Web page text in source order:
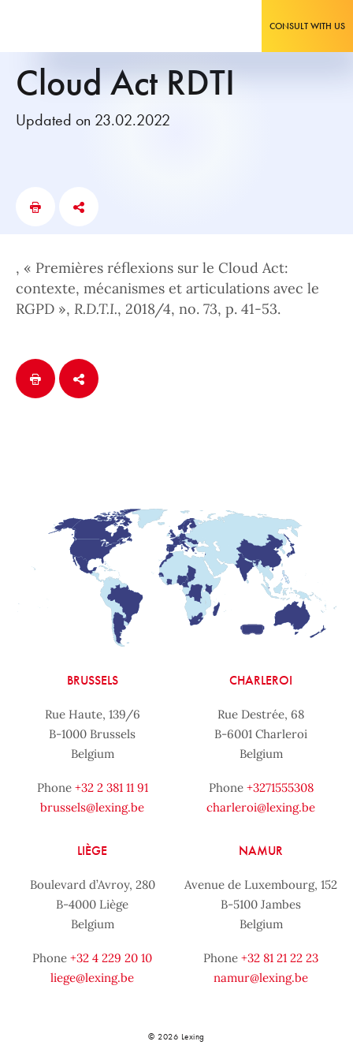
CONSULT WITH US
Cloud Act RDTI
Updated on 23.02.2022
, « Premières réflexions sur le Cloud Act:
contexte, mécanismes et articulations avec le
RGPD », R.D.T.I., 2018/4, no. 73, p. 41-53.
BRUSSELS
Rue Haute, 139/6
B-1000 Brussels
Belgium
Phone +32 2 381 11 91
brussels@lexing.be
CHARLEROI
Rue Destrée, 68
B-6001 Charleroi
Belgium
Phone +3271555308
charleroi@lexing.be
LIÈGE
Boulevard d’Avroy, 280
B-4000 Liège
Belgium
Phone +32 4 229 20 10
liege@lexing.be
NAMUR
Avenue de Luxembourg, 152
B-5100 Jambes
Belgium
Phone +32 81 21 22 23
namur@lexing.be
© 2026 Lexing